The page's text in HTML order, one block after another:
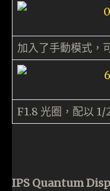
加入了手動模式，
F1.8 光圈，配以 1/
IPS Quantum